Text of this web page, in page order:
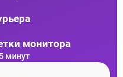
монитора
минут